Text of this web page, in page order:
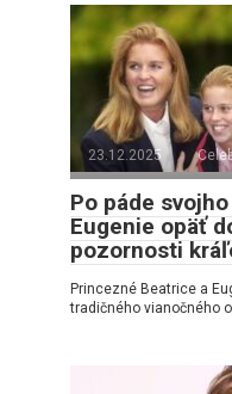
23.12.2025
Po páde
Eugenie opäť
pozornosti
Princezné Beatrice a
tradičného vianočného